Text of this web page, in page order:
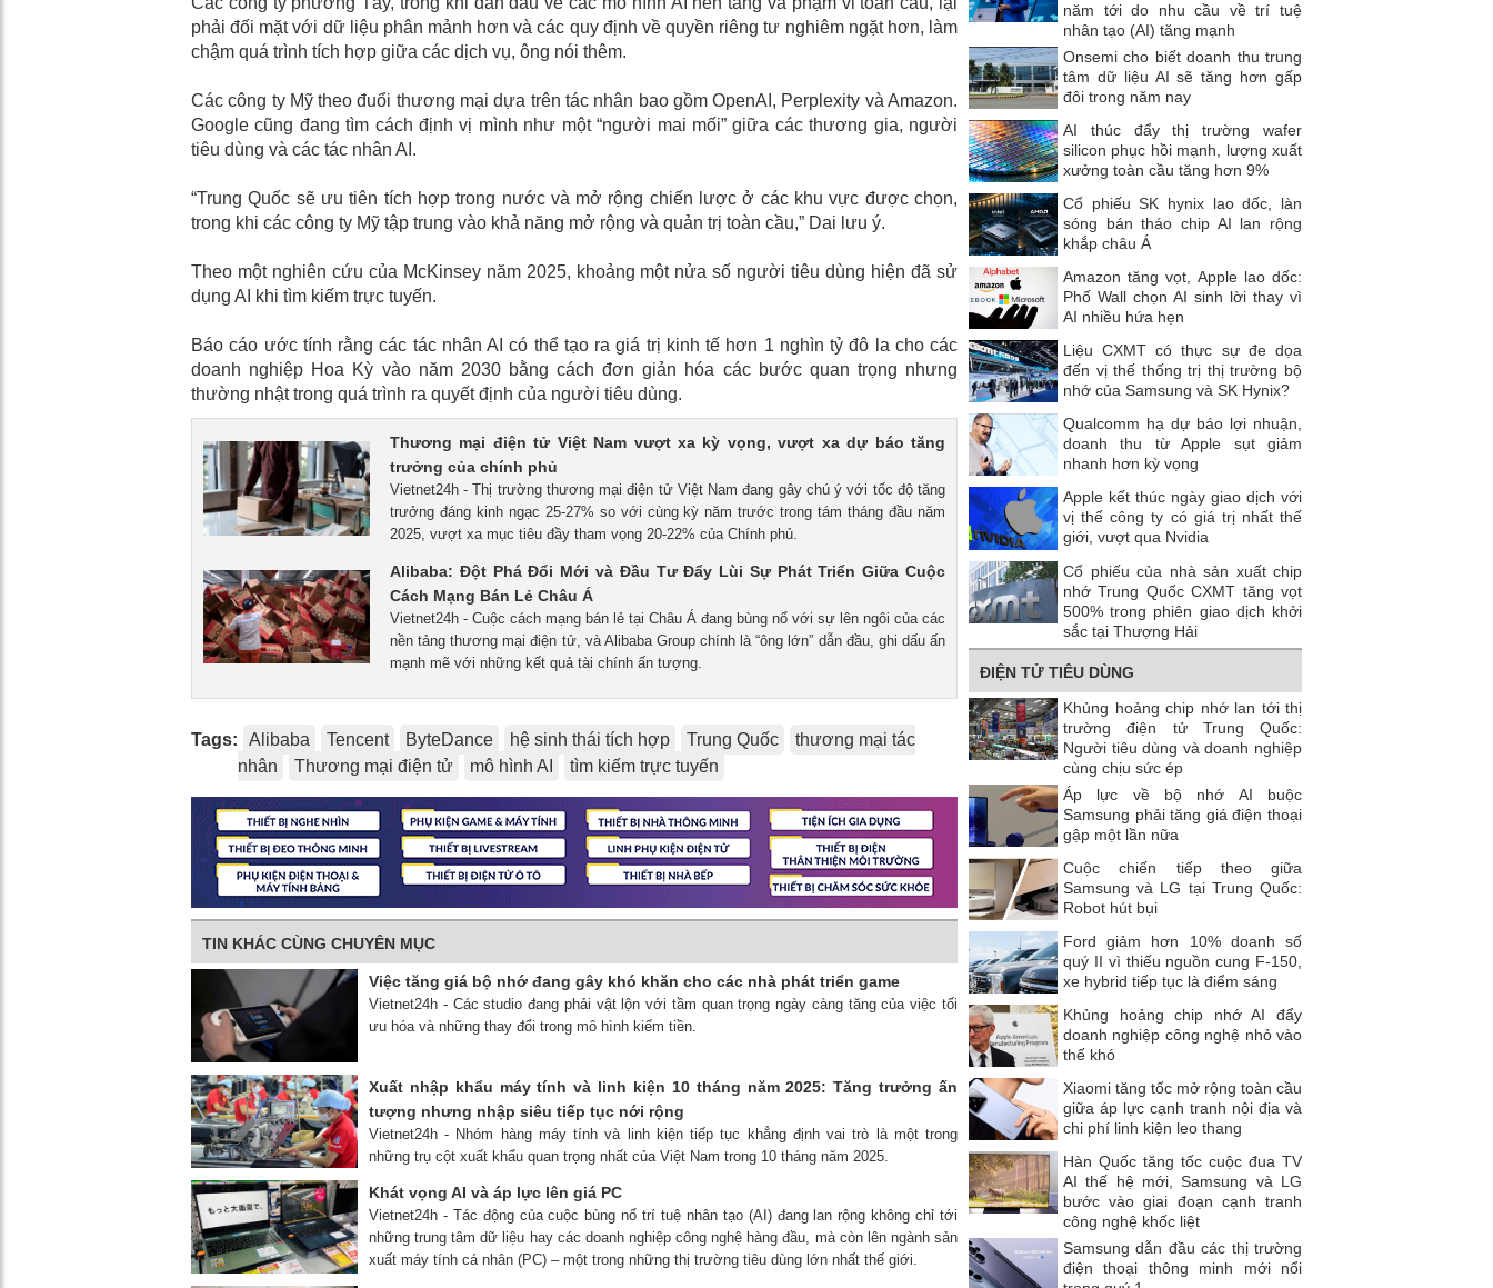
phải đối mặt với dữ liệu phân mảnh hơn và các quy định về quyền riêng tư nghiêm ngặt hơn, làm
chậm quá trình tích hợp giữa các dịch vụ, ông nói thêm.
Các công ty Mỹ theo đuổi thương mại dựa trên tác nhân bao gồm OpenAI, Perplexity và Amazon.
Google cũng đang tìm cách định vị mình như một “người mai mối” giữa các thương gia, người
tiêu dùng và các tác nhân AI.
“Trung Quốc sẽ ưu tiên tích hợp trong nước và mở rộng chiến lược ở các khu vực được chọn,
trong khi các công ty Mỹ tập trung vào khả năng mở rộng và quản trị toàn cầu,” Dai lưu ý.
Theo một nghiên cứu của McKinsey năm 2025, khoảng một nửa số người tiêu dùng hiện đã sử
dụng AI khi tìm kiếm trực tuyến.
Báo cáo ước tính rằng các tác nhân AI có thể tạo ra giá trị kinh tế hơn 1 nghìn tỷ đô la cho các
doanh nghiệp Hoa Kỳ vào năm 2030 bằng cách đơn giản hóa các bước quan trọng nhưng
thường nhật trong quá trình ra quyết định của người tiêu dùng.
Thương mại điện tử Việt Nam vượt xa kỳ vọng, vượt xa dự báo tăng
trưởng của chính phủ
Vietnet24h - Thị trường thương mại điện tử Việt Nam đang gây chú ý với tốc độ tăng
trưởng đáng kinh ngạc 25-27% so với cùng kỳ năm trước trong tám tháng đầu năm
2025, vượt xa mục tiêu đầy tham vọng 20-22% của Chính phủ.
Alibaba: Đột Phá Đổi Mới và Đầu Tư Đẩy Lùi Sự Phát Triển Giữa Cuộc
Cách Mạng Bán Lẻ Châu Á
Vietnet24h - Cuộc cách mạng bán lẻ tại Châu Á đang bùng nổ với sự lên ngôi của các
nền tảng thương mại điện tử, và Alibaba Group chính là “ông lớn” dẫn đầu, ghi dấu ấn
mạnh mẽ với những kết quả tài chính ấn tượng.
Tags: Alibaba Tencent ByteDance hệ sinh thái tích hợp Trung Quốc
thương mại tác
nhân
Thương mại điện tử mô hình AI tìm kiếm trực tuyến
TIN KHÁC CÙNG CHUYÊN MỤC
Việc tăng giá bộ nhớ đang gây khó khăn cho các nhà phát triển game
Vietnet24h - Các studio đang phải vật lộn với tầm quan trọng ngày càng tăng của việc tối
ưu hóa và những thay đổi trong mô hình kiếm tiền.
Xuất nhập khẩu máy tính và linh kiện 10 tháng năm 2025: Tăng trưởng ấn
tượng nhưng nhập siêu tiếp tục nới rộng
Vietnet24h - Nhóm hàng máy tính và linh kiện tiếp tục khẳng định vai trò là một trong
những trụ cột xuất khẩu quan trọng nhất của Việt Nam trong 10 tháng năm 2025.
Khát vọng AI và áp lực lên giá PC
Vietnet24h - Tác động của cuộc bùng nổ trí tuệ nhân tạo (AI) đang lan rộng không chỉ tới
những trung tâm dữ liệu hay các doanh nghiệp công nghệ hàng đầu, mà còn lên ngành sản
xuất máy tính cá nhân (PC) – một trong những thị trường tiêu dùng lớn nhất thế giới.
năm tới do nhu cầu về trí tuệ
nhân tạo (AI) tăng mạnh
Onsemi cho biết doanh thu trung
tâm dữ liệu AI sẽ tăng hơn gấp
đôi trong năm nay
AI thúc đẩy thị trường wafer
silicon phục hồi mạnh, lượng xuất
xưởng toàn cầu tăng hơn 9%
Cổ phiếu SK hynix lao dốc, làn
sóng bán tháo chip AI lan rộng
khắp châu Á
Amazon tăng vọt, Apple lao dốc:
Phố Wall chọn AI sinh lời thay vì
AI nhiều hứa hẹn
Liệu CXMT có thực sự đe dọa
đến vị thế thống trị thị trường bộ
nhớ của Samsung và SK Hynix?
Qualcomm hạ dự báo lợi nhuận,
doanh thu từ Apple sụt giảm
nhanh hơn kỳ vọng
Apple kết thúc ngày giao dịch với
vị thế công ty có giá trị nhất thế
giới, vượt qua Nvidia
Cổ phiếu của nhà sản xuất chip
nhớ Trung Quốc CXMT tăng vọt
500% trong phiên giao dịch khởi
sắc tại Thượng Hải
ĐIỆN TỬ TIÊU DÙNG
Khủng hoảng chip nhớ lan tới thị
trường điện tử Trung Quốc:
Người tiêu dùng và doanh nghiệp
cùng chịu sức ép
Áp lực về bộ nhớ AI buộc
Samsung phải tăng giá điện thoại
gập một lần nữa
Cuộc chiến tiếp theo giữa
Samsung và LG tại Trung Quốc:
Robot hút bụi
Ford giảm hơn 10% doanh số
quý II vì thiếu nguồn cung F-150,
xe hybrid tiếp tục là điểm sáng
Khủng hoảng chip nhớ AI đẩy
doanh nghiệp công nghệ nhỏ vào
thế khó
Xiaomi tăng tốc mở rộng toàn cầu
giữa áp lực cạnh tranh nội địa và
chi phí linh kiện leo thang
Hàn Quốc tăng tốc cuộc đua TV
AI thế hệ mới, Samsung và LG
bước vào giai đoạn cạnh tranh
công nghệ khốc liệt
Samsung dẫn đầu các thị trường
điện thoại thông minh mới nổi